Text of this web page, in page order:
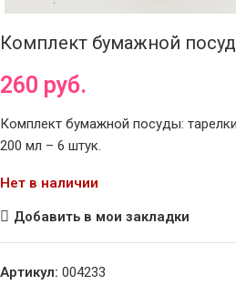
Комплект бумажной
260 руб.
Комплект бумажной посуды:
200 мл – 6 штук.
Нет в наличии
Добавить в мои закладки
Артикул: 004233